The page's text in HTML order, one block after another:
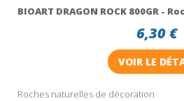
BIOART DRAGON ROCK 800GR -
6,30 €
VOIR LE
Roches naturelles de décoration